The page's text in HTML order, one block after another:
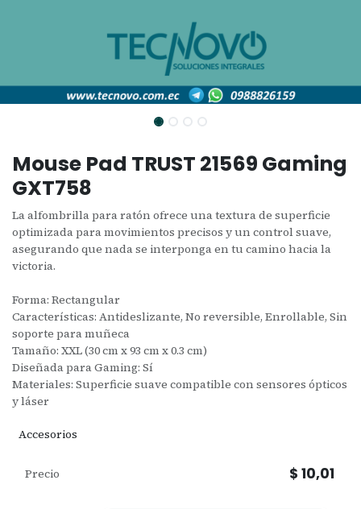
Mouse Pad TRUST 21569 Gaming
GXT758
La alfombrilla para ratón ofrece una textura de superficie
optimizada para movimientos precisos y un control suave,
asegurando que nada se interponga en tu camino hacia la
victoria.
Forma: Rectangular
Características: Antideslizante, No reversible, Enrollable, Sin
soporte para muñeca
Tamaño: XXL (30 cm x 93 cm x 0.3 cm)
Diseñada para Gaming: Sí
Materiales: Superficie suave compatible con sensores ópticos
y láser
Accesorios
Precio $ 10,01